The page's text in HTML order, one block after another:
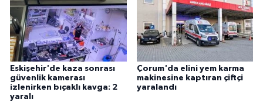
Eskişehir'de kaza sonrası
güvenlik kamerası
izlenirken bıçaklı kavga: 2
yaralı
Çorum'da elini yem karma
makinesine kaptıran çiftçi
yaralandı